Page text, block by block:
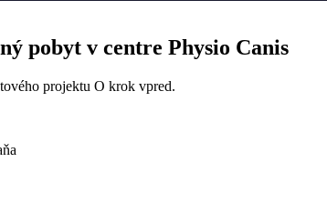
pobyt v centre Physio Canis
projektu O krok vpred.